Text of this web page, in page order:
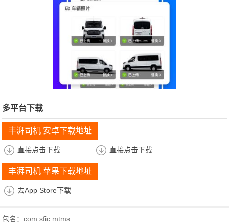
多平台下载
丰湃司机 安卓下载地址
直接点击下载 直接点击下载
丰湃司机 苹果下载地址
去App Store下载
包名：com.sfic.mtms